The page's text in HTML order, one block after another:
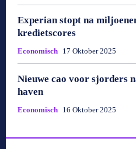
Experian stopt na
kredietscores
Economisch 17 Oktober 2025
Nieuwe cao voor sjorders
haven
Economisch 16 Oktober 2025